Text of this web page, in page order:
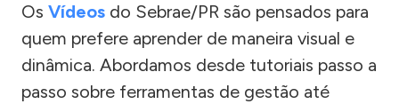
Os Vídeos do Sebrae/PR são pensados para
quem prefere aprender de maneira visual e
dinâmica. Abordamos desde tutoriais passo a
passo sobre ferramentas de gestão até